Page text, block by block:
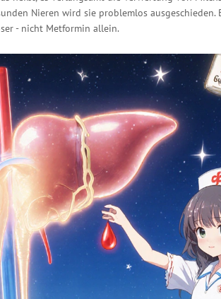
Nieren wird sie problemlos
- nicht Metformin allein.